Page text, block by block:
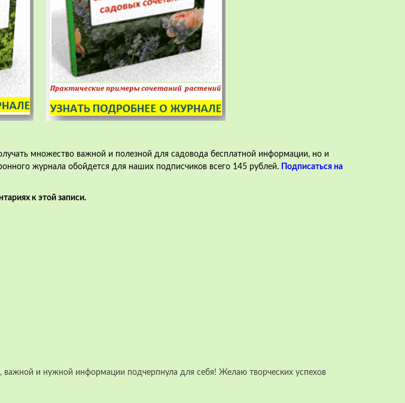
множество важной и полезной для садовода бесплатной информации, но и
журнала обойдется для наших подписчиков всего 145 рублей.
Подписаться на
к этой записи.
и нужной информации подчерпнула для себя! Желаю творческих успехов